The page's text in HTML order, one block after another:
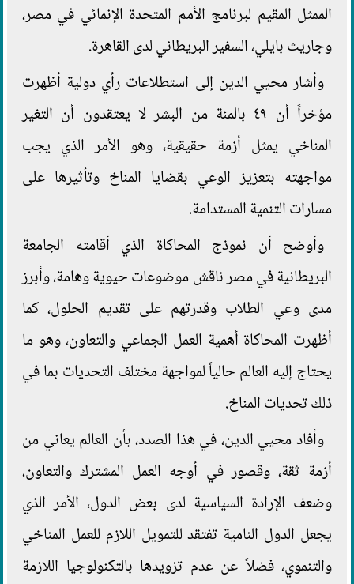
الممثل المقيم لبرنامج الأمم المتحدة الإنمائي في مصر،
وجاريث بايلي، السفير البريطاني لدى القاهرة.
وأشار محيي الدين إلى استطلاعات رأي دولية أظهرت
مؤخراً أن ٤٩ بالمئة من البشر لا يعتقدون أن التغير
المناخي يمثل أزمة حقيقية، وهو الأمر الذي يجب
مواجهته بتعزيز الوعي بقضايا المناخ وتأثيرها على
مسارات التنمية المستدامة.
وأوضح أن نموذج المحاكاة الذي أقامته الجامعة
البريطانية في مصر ناقش موضوعات حيوية وهامة، وأبرز
مدى وعي الطلاب وقدرتهم على تقديم الحلول، كما
أظهرت المحاكاة أهمية العمل الجماعي والتعاون، وهو ما
يحتاج إليه العالم حالياً لمواجهة مختلف التحديات بما في
ذلك تحديات المناخ.
وأفاد محيي الدين، في هذا الصدد، بأن العالم يعاني من
أزمة ثقة، وقصور في أوجه العمل المشترك والتعاون،
وضعف الإرادة السياسية لدى بعض الدول، الأمر الذي
يجعل الدول النامية تفتقد للتمويل اللازم للعمل المناخي
والتنموي، فضلاً عن عدم تزويدها بالتكنولوجيا اللازمة